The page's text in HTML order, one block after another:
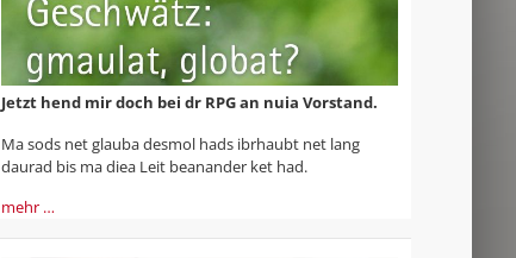
Jetzt hend mir doch bei dr RPG an nuia Vorstand.
Ma sods net glauba desmol hads ibrhaubt net lang
daurad bis ma diea Leit beanander ket had.
mehr …